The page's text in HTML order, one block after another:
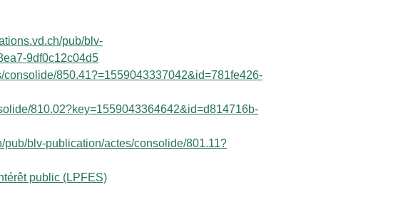
pub/blv-
9df0c12c04d5
850.41?=1559043337042&id=781fe426-
810.02?key=1559043364642&id=d814716b-
pub/blv-publication/actes/consolide/801.11?
public (LPFES)